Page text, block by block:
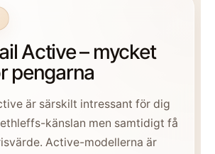
Active – mycket
pengarna
är särskilt intressant för dig
känslan men samtidigt få
Active-modellerna är